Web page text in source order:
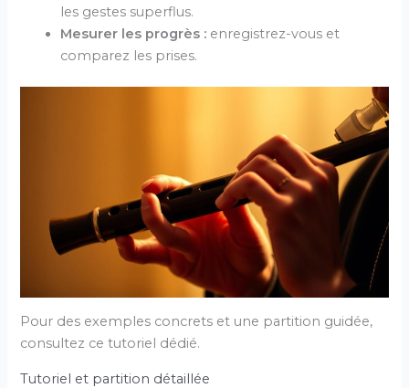
les gestes superflus.
Mesurer les progrès : enregistrez-vous et
comparez les prises.
Pour des exemples concrets et une partition guidée,
consultez ce tutoriel dédié.
Tutoriel et partition détaillée